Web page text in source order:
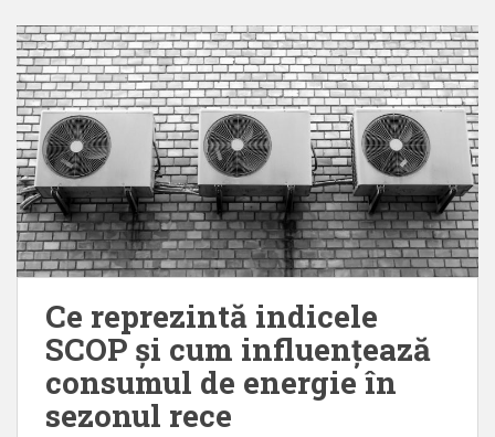
Ce reprezintă indicele
SCOP și cum influențează
consumul de energie în
sezonul rece